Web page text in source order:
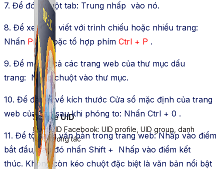
Simple UID
Quét UID Facebook: UID profile, UID group, danh
sách tương tác
7. Để đóng một tab: Trung nhấp vào nó.
8. Để xem bài viết với trình chiếu hoặc nhiều trang:
Nhấn Print hoặc tổ hợp phím Ctrl + P .
9. Để mở tất cả các trang web của thư mục dấu
trang: Nhấp chuột vào thư mục.
10. Để đặt lại về kích thước Cửa sổ mặc định của trang
web của bạn sau khi phóng to: Nhấn Ctrl + 0 .
11. Để tô sáng văn bản trong trang web: Nhấp vào điểm
bắt đầu, sau đó nhấn Shift + Nhấp vào điểm kết
thúc. Không còn kéo chuột đặc biệt là văn bản nổi bật